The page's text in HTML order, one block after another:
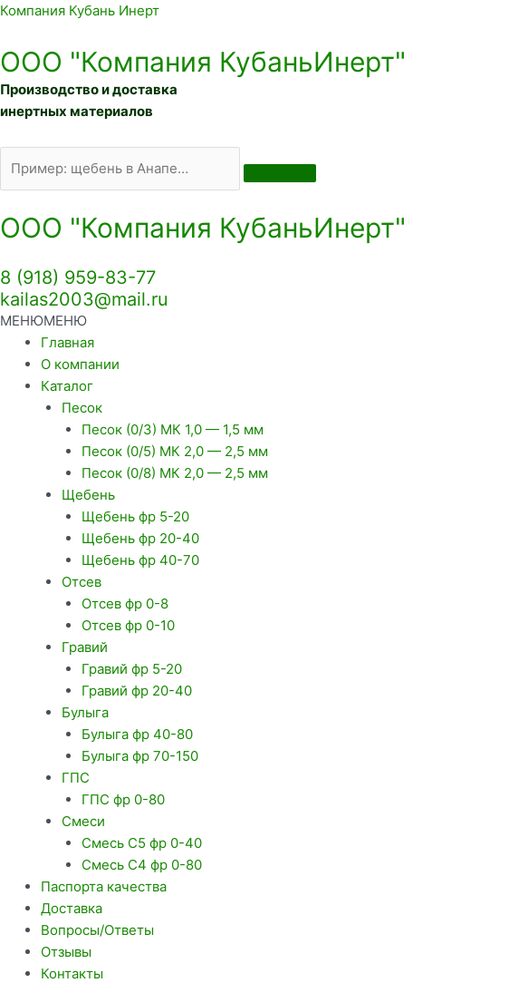
Компания Кубань Инерт
ООО "Компания КубаньИнерт"
Производство и доставка
инертных материалов
Искать:
ООО "Компания КубаньИнерт"
8 (918) 959-83-77
kailas2003@mail.ru
МЕНЮМЕНЮ
Главная
О компании
Каталог
Песок
Песок (0/3) МК 1,0 — 1,5 мм
Песок (0/5) МК 2,0 — 2,5 мм
Песок (0/8) МК 2,0 — 2,5 мм
Щебень
Щебень фр 5-20
Щебень фр 20-40
Щебень фр 40-70
Отсев
Отсев фр 0-8
Отсев фр 0-10
Гравий
Гравий фр 5-20
Гравий фр 20-40
Булыга
Булыга фр 40-80
Булыга фр 70-150
ГПС
ГПС фр 0-80
Смеси
Смесь С5 фр 0-40
Смесь С4 фр 0-80
Паспорта качества
Доставка
Вопросы/Ответы
Отзывы
Контакты